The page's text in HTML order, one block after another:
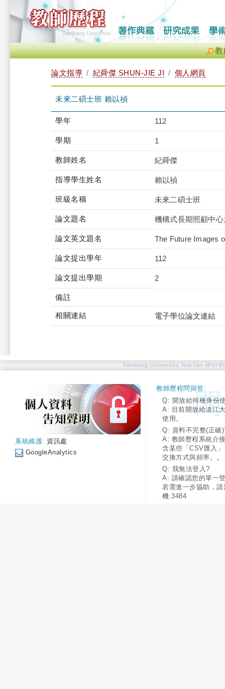
教
論文指導 紀舜傑 SHUN-JIE JI 個人網頁
未來二碩士班 賴以禎
學年 112
學期 1
教師姓名 紀舜傑
指導學生姓名 賴以禎
班級名稱 未來二碩士班
論文題名 機構式長期照顧中
論文英文題名 The Future Images
論文提出學年 112
論文提出學期 2
備註
相關連結 電子學位論文連結
Tamkang University Teacher
系統維護: 資訊處
GoogleAnalytics
教師歷程問與答:
Q: 開放給何種身份
A: 目前開放給淡江
使用。
Q: 資料不完整(正確
A: 教師歷程系統介
含某些「CSV匯入
交換方式與頻率。。
Q: 我無法登入?
A: 請確認您的單一
若需進一步協助，
機:3484